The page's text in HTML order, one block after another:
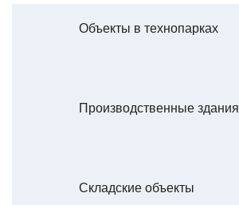
Объекты в технопарках
Производственные здания
Складские объекты